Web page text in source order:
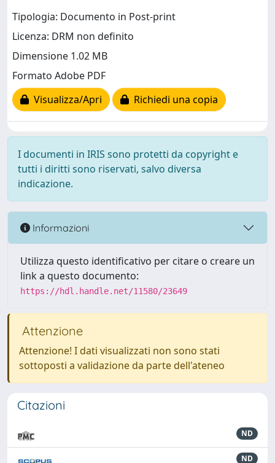
Tipologia: Documento in Post-print
Licenza: DRM non definito
Dimensione 1.02 MB
Formato Adobe PDF
Visualizza/Apri
Richiedi una copia
I documenti in IRIS sono protetti da copyright e
tutti i diritti sono riservati, salvo diversa
indicazione.
Informazioni
Utilizza questo identificativo per citare o creare un
link a questo documento:
https://hdl.handle.net/11580/23649
Attenzione
Attenzione! I dati visualizzati non sono stati
sottoposti a validazione da parte dell'ateneo
Citazioni
ND
ND